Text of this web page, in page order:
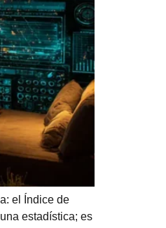
el Índice de
estadística; es